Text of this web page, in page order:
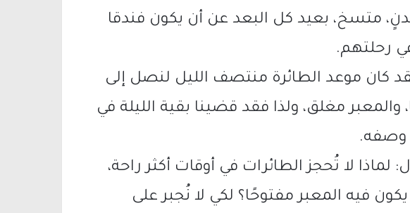
متسخ، بعيد كل البعد عن أن يكون فندقا
رحلتهم.
كان موعد الطائرة منتصف الليل لنصل إلى
والمعبر مغلق، ولذا فقد قضينا بقية الليلة في
وصفه.
لماذا لا تُحجز الطائرات في أوقات أكثر راحة،
فيه المعبر مفتوحًا؟ لكي لا نُجبر على